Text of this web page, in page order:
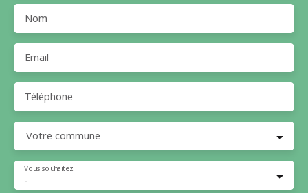
Nom
Email
Téléphone
Votre commune
-
Vous souhaitez